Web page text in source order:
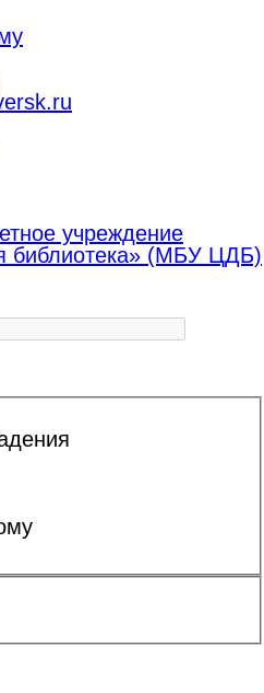
учреждение
библиотека» (МБУ ЦДБ)